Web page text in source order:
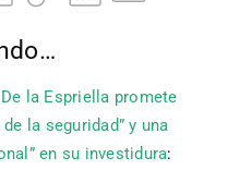
De la Espriella promete
la seguridad” y una
en su investidura: